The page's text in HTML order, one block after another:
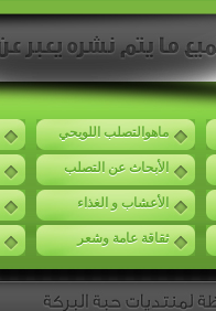
ماهوالتصلب اللويحي
الأبحاث عن التصلب
الأعشاب و الغذاء
ثقاقة عامة وشعر